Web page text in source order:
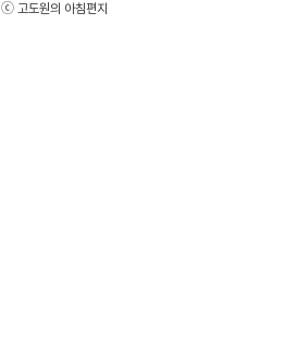
ⓒ 고도원의 아침편지